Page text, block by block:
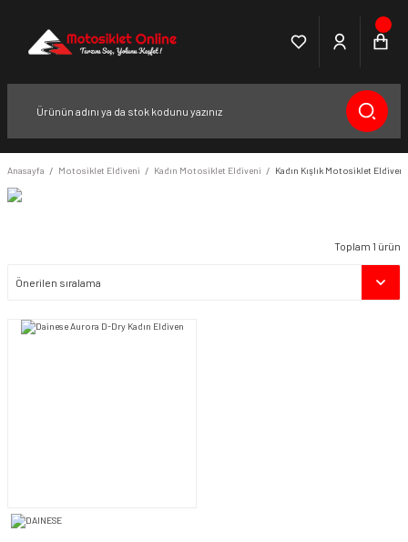
Anasayfa Motosiklet Eldiveni Kadın Motosiklet Eldiveni Kadın Kışlık Motosiklet Eldiveni
Toplam 1 ürün